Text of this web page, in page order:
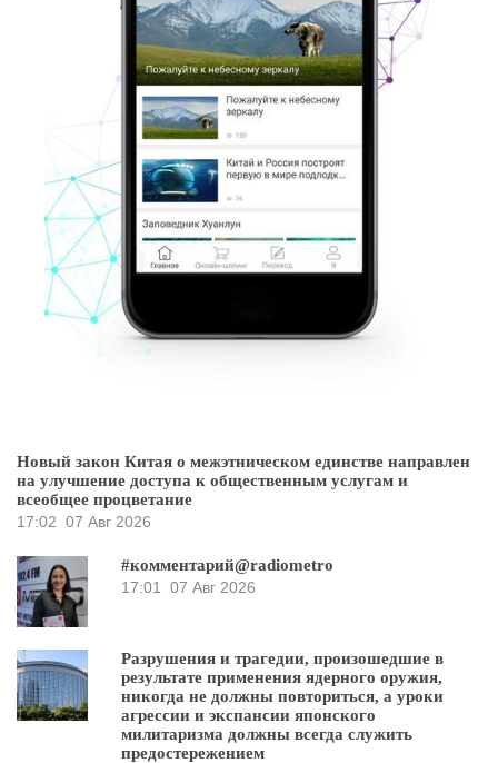
Новый закон Китая о межэтническом единстве направлен
на улучшение доступа к общественным услугам и
всеобщее процветание
17:02 07 Авг 2026
#комментарий@radiometro
17:01
07 Авг 2026
Разрушения и трагедии, произошедшие в
результате применения ядерного оружия,
никогда не должны повториться, а уроки
агрессии и экспансии японского
милитаризма должны всегда служить
предостережением